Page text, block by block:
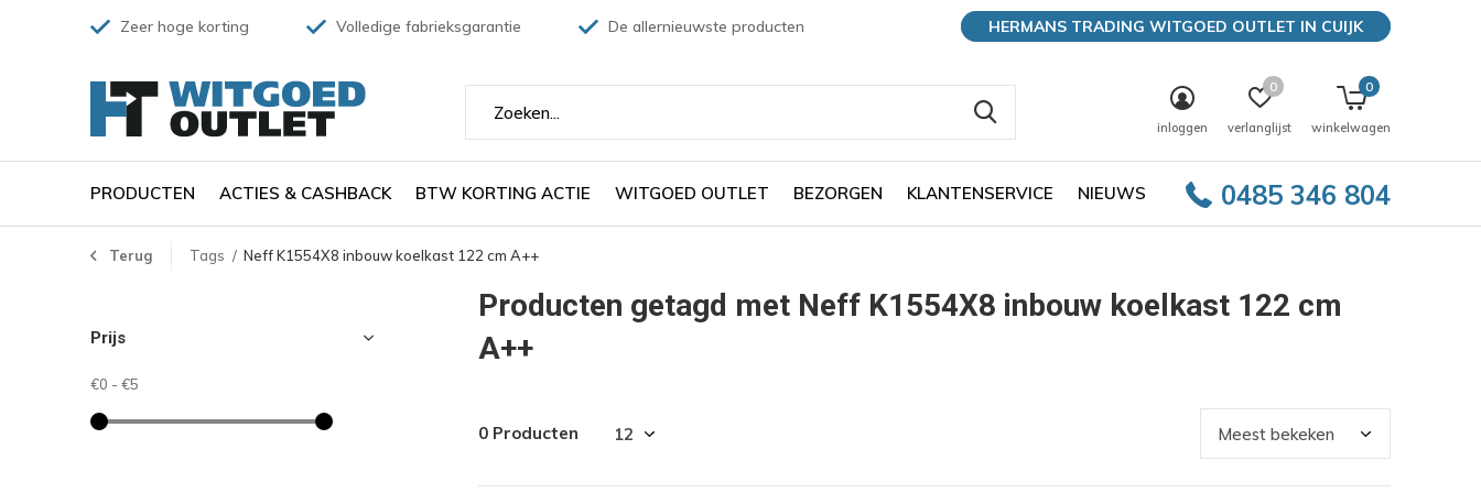
PRODUCTEN ACTIES & CASHBACK BTW KORTING ACTIE WITGOED OUTLET BEZORGEN KLANTENSERVICE NIEUWS 0485 346 804
inloggen verlanglijst
0
winkelwagen
0
Zeer hoge korting Volledige fabrieksgarantie De allernieuwste producten HERMANS TRADING WITGOED OUTLET IN CUIJK
Terug Tags Neff K1554X8 inbouw koelkast 122 cm A++
Producten getagd met Neff K1554X8 inbouw koelkast 122 cm
A++
0 Producten
Prijs
€0 - €5